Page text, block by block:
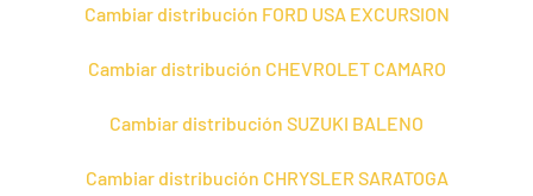
Cambiar distribución FORD USA EXCURSION
Cambiar distribución CHEVROLET CAMARO
Cambiar distribución SUZUKI BALENO
Cambiar distribución CHRYSLER SARATOGA